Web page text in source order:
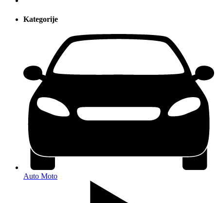
Kategorije
Auto Moto